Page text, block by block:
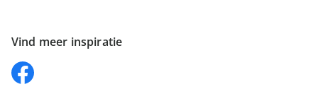
Vind meer inspiratie